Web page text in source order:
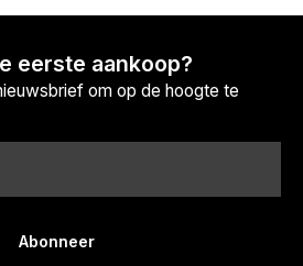
eerste aankoop?
om op de hoogte te
Abonneer